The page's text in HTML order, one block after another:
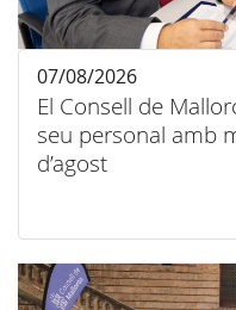
El Consell de
seu personal amb
d’agost
07/08/2026